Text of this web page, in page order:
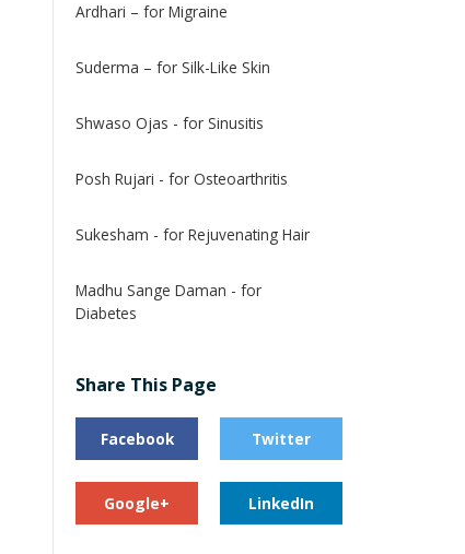
Ardhari – for Migraine
Suderma – for Silk-Like Skin
Shwaso Ojas - for Sinusitis
Posh Rujari - for Osteoarthritis
Sukesham - for Rejuvenating Hair
Madhu Sange Daman - for
Diabetes
Share This Page
Facebook Twitter
Google+ LinkedIn